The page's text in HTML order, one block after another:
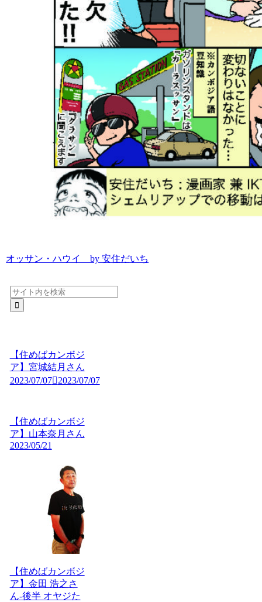
オッサン・ハウイ by 安住だいち
【住めばカンボジ
ア】宮城結月さん
2023/07/07
2023/07/07
【住めばカンボジ
ア】山本奈月さん
2023/05/21
【住めばカンボジ
ア】金田 浩之さ
ん-後半 オヤジた